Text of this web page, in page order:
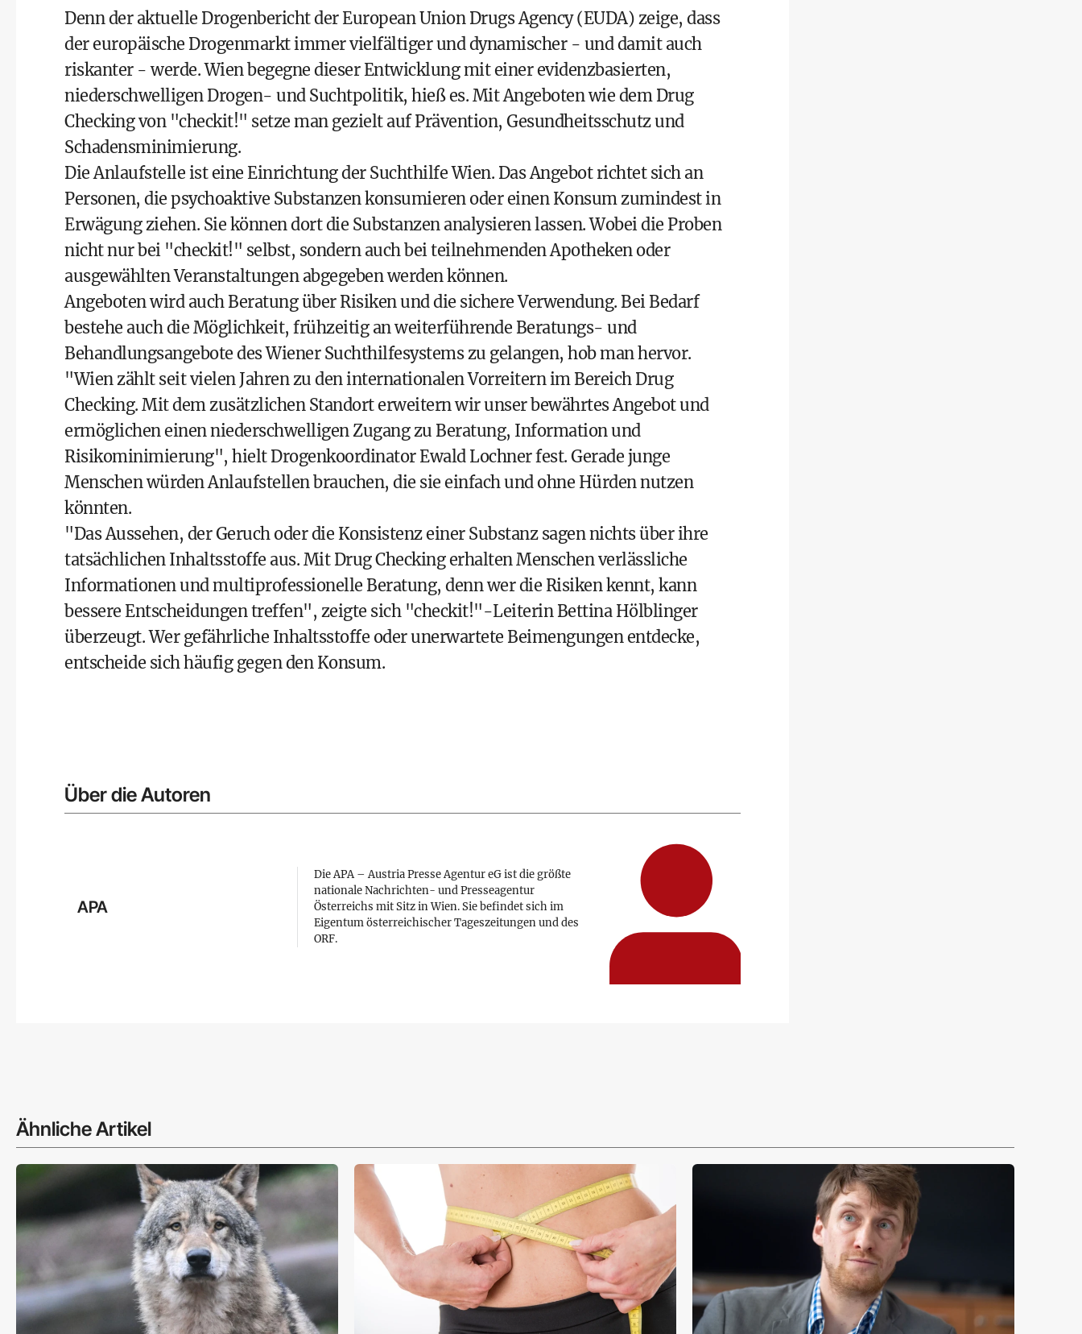
Denn der aktuelle Drogenbericht der European Union Drugs Agency (EUDA) zeige, dass
der europäische Drogenmarkt immer vielfältiger und dynamischer - und damit auch
riskanter - werde. Wien begegne dieser Entwicklung mit einer evidenzbasierten,
niederschwelligen Drogen- und Suchtpolitik, hieß es. Mit Angeboten wie dem Drug
Checking von "checkit!" setze man gezielt auf Prävention, Gesundheitsschutz und
Schadensminimierung.
Die Anlaufstelle ist eine Einrichtung der Suchthilfe Wien. Das Angebot richtet sich an
Personen, die psychoaktive Substanzen konsumieren oder einen Konsum zumindest in
Erwägung ziehen. Sie können dort die Substanzen analysieren lassen. Wobei die Proben
nicht nur bei "checkit!" selbst, sondern auch bei teilnehmenden Apotheken oder
ausgewählten Veranstaltungen abgegeben werden können.
Angeboten wird auch Beratung über Risiken und die sichere Verwendung. Bei Bedarf
bestehe auch die Möglichkeit, frühzeitig an weiterführende Beratungs- und
Behandlungsangebote des Wiener Suchthilfesystems zu gelangen, hob man hervor.
"Wien zählt seit vielen Jahren zu den internationalen Vorreitern im Bereich Drug
Checking. Mit dem zusätzlichen Standort erweitern wir unser bewährtes Angebot und
ermöglichen einen niederschwelligen Zugang zu Beratung, Information und
Risikominimierung", hielt Drogenkoordinator Ewald Lochner fest. Gerade junge
Menschen würden Anlaufstellen brauchen, die sie einfach und ohne Hürden nutzen
könnten.
"Das Aussehen, der Geruch oder die Konsistenz einer Substanz sagen nichts über ihre
tatsächlichen Inhaltsstoffe aus. Mit Drug Checking erhalten Menschen verlässliche
Informationen und multiprofessionelle Beratung, denn wer die Risiken kennt, kann
bessere Entscheidungen treffen", zeigte sich "checkit!"-Leiterin Bettina Hölblinger
überzeugt. Wer gefährliche Inhaltsstoffe oder unerwartete Beimengungen entdecke,
entscheide sich häufig gegen den Konsum.
Über die Autoren
APA
Die APA – Austria Presse Agentur eG ist die größte
nationale Nachrichten- und Presseagentur
Österreichs mit Sitz in Wien. Sie befindet sich im
Eigentum österreichischer Tageszeitungen und des
ORF.
Ähnliche Artikel